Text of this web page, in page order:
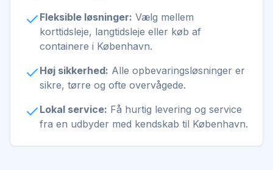
Fleksible løsninger: Vælg mellem
korttidsleje, langtidsleje eller køb af
containere i København.
Høj sikkerhed: Alle opbevaringsløsninger er
sikre, tørre og ofte overvågede.
Lokal service: Få hurtig levering og service
fra en udbyder med kendskab til København.